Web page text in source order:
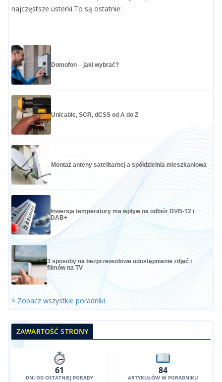
najczęstsze usterki.To są ostatnie:
Domofon – jaki wybrać?
Unicable, SCR, dCSS od A do Z
Montaż anteny satelitarnej a spółdzielnia mieszkaniowa
Inwersja temperatury ma wpływ na odbiór DVB-T2 i
DAB+
3 sposoby na bezprzewodowe udostępnianie zdjęć i
filmów na TV
> Zobacz wszystkie poradniki
ZAWARTOŚĆ STRONY
61
DNI OD OSTATNIEJ PORADY
84
ARTYKUŁÓW W PORADNIKU